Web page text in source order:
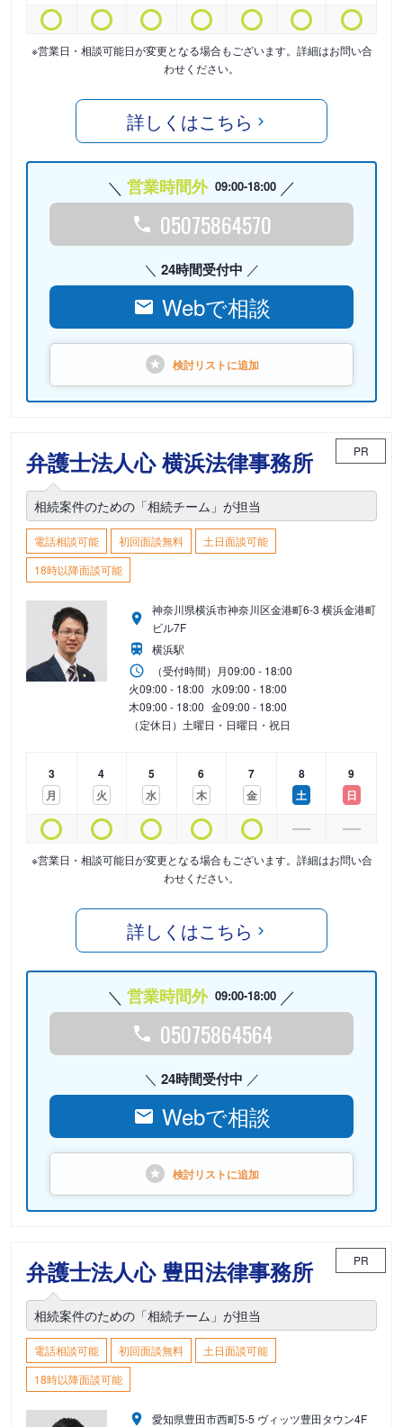
※営業日・相談可能日が変更となる場合もございます。詳細はお問い合
わせください。
詳しくはこちら
営業時間外 09:00-18:00
05075864570
24時間受付中
Webで相談
検討リストに追加
弁護士法人心 横浜法律事務所 PR
相続案件のための「相続チーム」が担当
電話相談可能 初回面談無料
土日面談可能
18時以降面談可能
神奈川県横浜市神奈川区金港町6-3 横浜金港町
ビル7F
横浜駅
（受付時間） 月09:00 - 18:00
火09:00 - 18:00 水09:00 - 18:00
木09:00 - 18:00 金09:00 - 18:00
（定休日）土曜日・日曜日・祝日
3
月
4
火
5
水
6
木
7
金
8
土
9
日
※営業日・相談可能日が変更となる場合もございます。詳細はお問い合
わせください。
詳しくはこちら
営業時間外 09:00-18:00
05075864564
24時間受付中
Webで相談
検討リストに追加
弁護士法人心 豊田法律事務所 PR
相続案件のための「相続チーム」が担当
電話相談可能 初回面談無料
土日面談可能
18時以降面談可能
愛知県豊田市西町5-5 ヴィッツ豊田タウン4F